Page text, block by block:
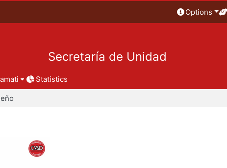
Options
Secretaría de Unidad
Statistics